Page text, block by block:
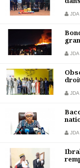
JDA
JDA
JDA
JDA